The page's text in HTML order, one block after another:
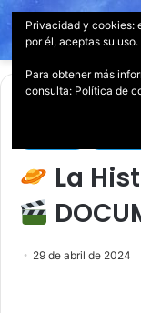
Menú
La
29 de abril de 2024
Privacidad y cookies:
por él, aceptas su uso.
Para obtener más
consulta: Política de